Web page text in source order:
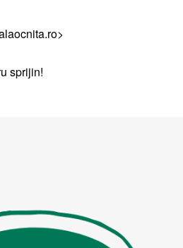
sprijin!